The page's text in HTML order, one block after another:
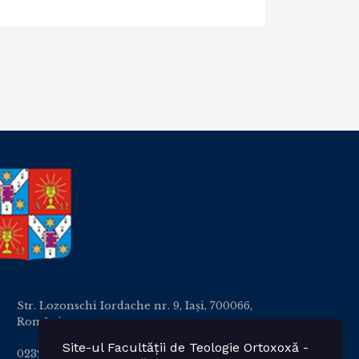
Str. Lozonschi Iordache nr. 9, Iaşi, 700066,
România
0232 201328; 0232 201102 int. 2424, 2423, 2425
Site-ul Facultății de Teologie Ortoxoxă -